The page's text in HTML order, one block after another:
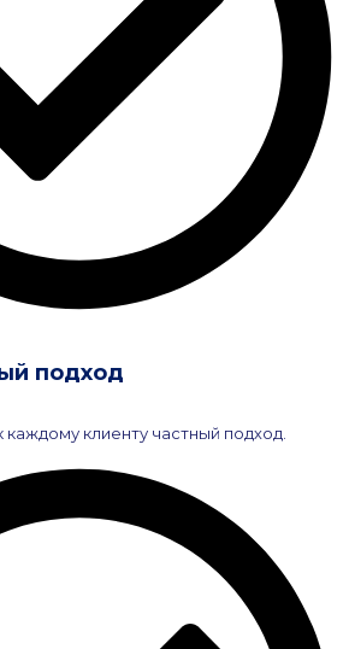
подход
каждому клиенту частный подход.